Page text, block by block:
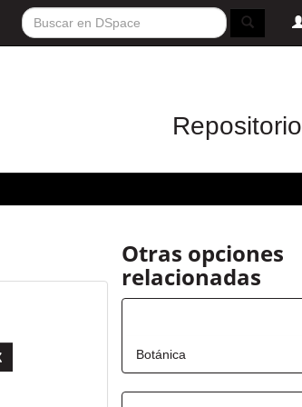
Repositorio
Otras opciones
relacionadas
Botánica